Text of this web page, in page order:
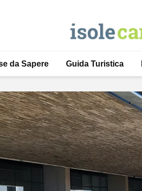
da Sapere Guida Turistica